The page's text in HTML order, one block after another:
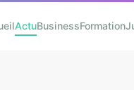
ActuBusinessFormation